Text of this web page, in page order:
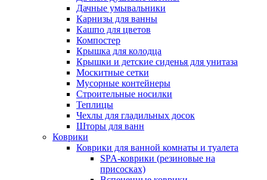
Дачные умывальники
Карнизы для ванны
Кашпо для цветов
Компостер
Крышка для колодца
Крышки и детские сиденья для унитаза
Москитные сетки
Мусорные контейнеры
Строительные носилки
Теплицы
Чехлы для гладильных досок
Шторы для ванн
Коврики
Коврики для ванной комнаты и туалета
SPA-коврики (резиновые на
присосках)